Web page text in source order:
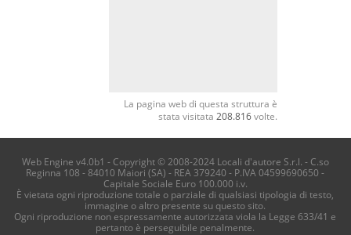
La pagina web di questa struttura è
stata visitata 208.816volte.
Web Engine v4.0b1 - Copyright © 2008-2024 Locali d'autore S.r.l. - C.so
Reginna 108 - 84010 Maiori (SA) - REA 379240 - P.IVA 04599690650 -
Capitale Sociale Euro 100.000 i.v.
È vietata ogni riproduzione totale o parziale di qualsiasi tipologia di testo,
immagine o altro presente su questo sito.
Ogni riproduzione non espressamente autorizzata viola la Legge 633/41 e
pertanto è perseguibile penalmente.